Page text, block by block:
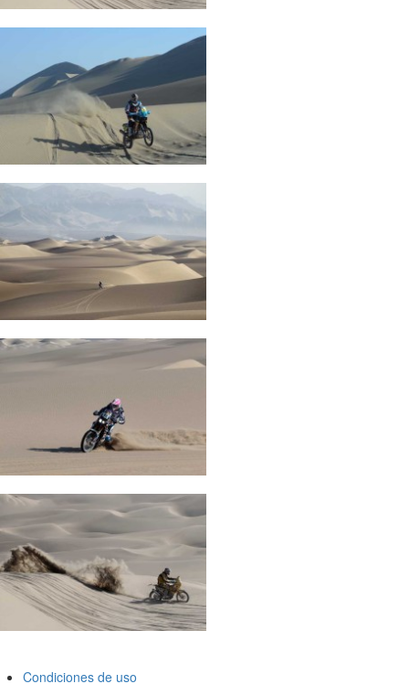
Condiciones de uso